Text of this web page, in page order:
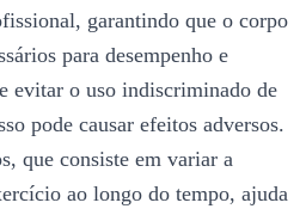
garantindo que o corpo
para desempenho e
evitar o uso indiscriminado de
pode causar efeitos adversos.
que consiste em variar a
ao longo do tempo, ajuda